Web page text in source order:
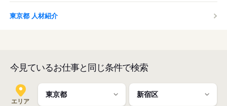
東京都 人材紹介
今見ているお仕事と同じ条件で検索
エリア